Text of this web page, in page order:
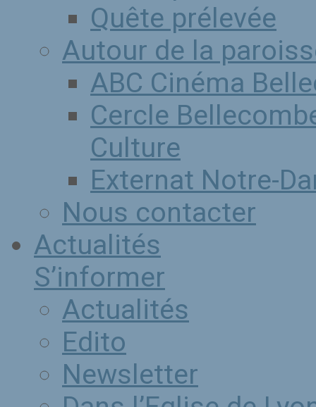
Quête prélevée
Autour de la
ABC Cinéma
Cercle
Culture
Externat Notre-
Nous contacter
Actualités
S’informer
Actualités
Edito
Newsletter